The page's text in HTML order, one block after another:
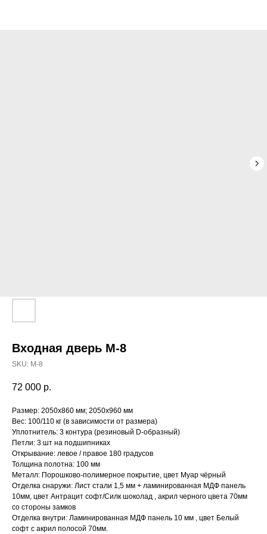
Входная дверь М-8
SKU: М-8
72 000 р.
Размер: 2050x860 мм; 2050х960 мм
Вес: 100/110 кг (в зависимости от размера)
Уплотнитель: 3 контура (резиновый D-образный)
Петли: 3 шт на подшипниках
Открывание: левое / правое 180 градусов
Толщина полотна: 100 мм
Металл: Порошково-полимерное покрытие, цвет Муар чёрный
Отделка снаружи: Лист стали 1,5 мм + ламинированная МДФ панель
10мм, цвет Антрацит софт/Силк шоколад , акрил черного цвета 70мм
со стороны замков
Отделка внутри: Ламинированная МДФ панель 10 мм , цвет Белый
софт с акрил полосой 70мм.